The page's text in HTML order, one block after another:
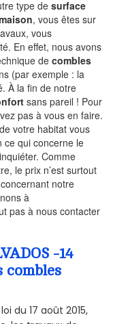
type de surface
, vous êtes sur
vous
En effet, nous avons
de combles
(par exemple : la
À la fin de notre
sans pareil ! Pour
pas à vous en faire.
votre habitat vous
qui concerne le
Comme
le prix n’est surtout
concernant notre
à
pas à nous contacter
-14
combles
du 17 août 2015,